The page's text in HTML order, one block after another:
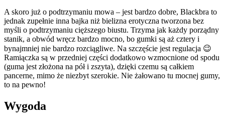
A skoro już o podtrzymaniu mowa – jest bardzo dobre, Blackbra to
jednak zupełnie inna bajka niż bielizna erotyczna tworzona bez
myśli o podtrzymaniu cięższego biustu. Trzyma jak każdy porządny
stanik, a obwód wręcz bardzo mocno, bo gumki są aż cztery i
bynajmniej nie bardzo rozciągliwe. Na szczęście jest regulacja 😉
Ramiączka są w przedniej części dodatkowo wzmocnione od spodu
(guma jest złożona na pół i zszyta), dzięki czemu są całkiem
pancerne, mimo że niezbyt szerokie. Nie żałowano tu mocnej gumy,
to na pewno!
Wygoda